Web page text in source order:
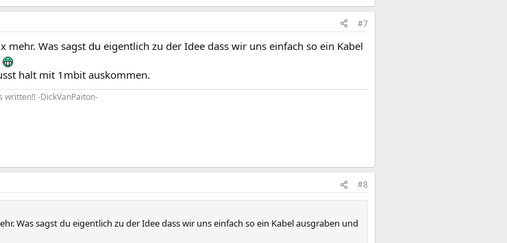
#7
mehr. Was sagst du eigentlich zu der Idee dass wir uns einfach so ein Kabel
halt mit 1mbit auskommen.
written!! -DickVanPaiton-
#8
Was sagst du eigentlich zu der Idee dass wir uns einfach so ein Kabel ausgraben und